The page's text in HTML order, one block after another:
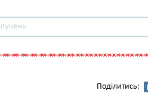
Поділитись: